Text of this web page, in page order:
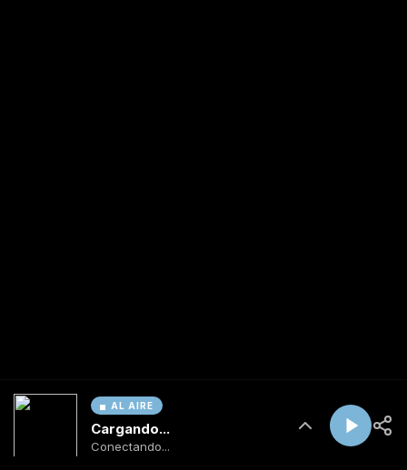
AL AIRE
Cargando...
Conectando...